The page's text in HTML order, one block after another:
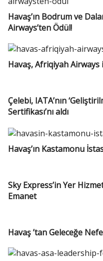
Havaş’ın Bodrum ve
Airways’ten Ödül!
Havaş, Afriqiyah Airways
Çelebi, IATA’nın
Sertifikası’nı aldı
Havaş’ın Kastamonu
Sky Express’in Yer
Emanet
Havaş ’tan Geleceğe